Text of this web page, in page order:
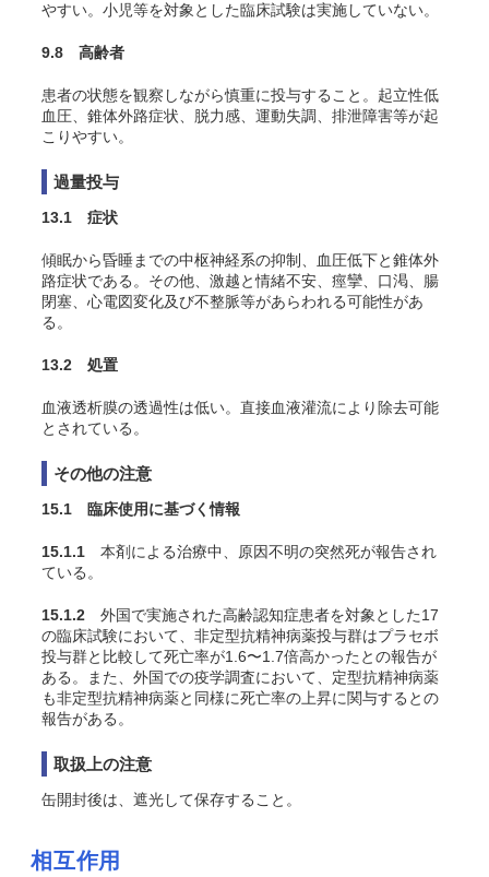
やすい。小児等を対象とした臨床試験は実施していない。
9.8 高齢者
患者の状態を観察しながら慎重に投与すること。起立性低
血圧、錐体外路症状、脱力感、運動失調、排泄障害等が起
こりやすい。
過量投与
13.1 症状
傾眠から昏睡までの中枢神経系の抑制、血圧低下と錐体外
路症状である。その他、激越と情緒不安、痙攣、口渇、腸
閉塞、心電図変化及び不整脈等があらわれる可能性があ
る。
13.2 処置
血液透析膜の透過性は低い。直接血液灌流により除去可能
とされている 。
その他の注意
15.1 臨床使用に基づく情報
15.1.1 本剤による治療中、原因不明の突然死が報告され
ている。
15.1.2 外国で実施された高齢認知症患者を対象とした17
の臨床試験において、非定型抗精神病薬投与群はプラセボ
投与群と比較して死亡率が1.6〜1.7倍高かったとの報告が
ある。また、外国での疫学調査において、定型抗精神病薬
も非定型抗精神病薬と同様に死亡率の上昇に関与するとの
報告がある。
取扱上の注意
缶開封後は、遮光して保存すること。
相互作用